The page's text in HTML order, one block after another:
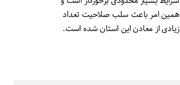
همین امر باعث سلب صلاحیت تعداد
زیادی از معادن این استان شده است.